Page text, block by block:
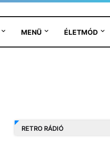
MENÜ ÉLETMÓD
RETRO RÁDIÓ